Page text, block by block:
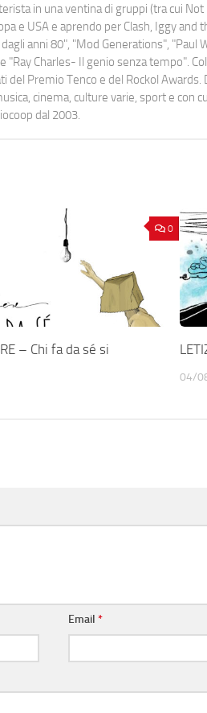
in una ventina di gruppi (tra cui
e USA e aprendo per Clash, Iggy and
anni 80", "Mod Generations", "Paul
Charles- Il genio senza tempo".
del Premio Tenco e del Rockol
cinema, culture varie, sport e con
dal 2003.
0
– Chi fa da sé si
04/
Email*